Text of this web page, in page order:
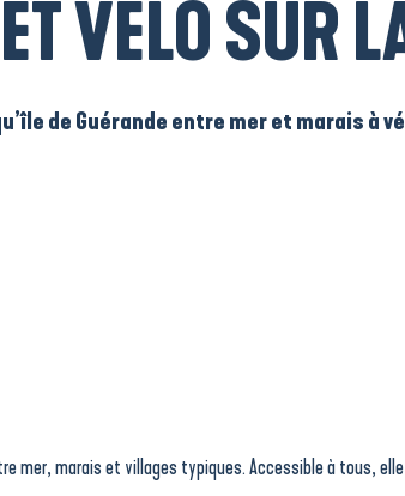
VÉLO SUR
de Guérande entre mer et marais à
mer, marais et villages typiques. Accessible à tous,